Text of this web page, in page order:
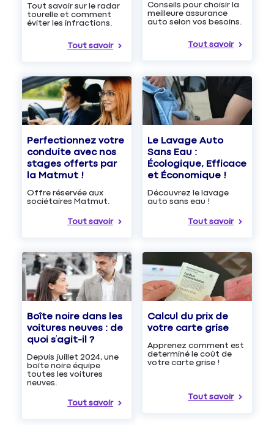
Tout savoir sur le radar
tourelle et comment
éviter les infractions.
Tout savoir
Conseils pour choisir la
meilleure assurance
auto selon vos besoins.
Tout savoir
Perfectionnez votre
conduite avec nos
stages offerts par
la Matmut !
Offre réservée aux
sociétaires Matmut.
Tout savoir
Le Lavage Auto
Sans Eau :
Écologique, Efficace
et Économique !
Découvrez le lavage
auto sans eau !
Tout savoir
Boîte noire dans les
voitures neuves : de
quoi s’agit-il ?
Depuis juillet 2024, une
boîte noire équipe
toutes les voitures
neuves.
Tout savoir
Calcul du prix de
votre carte grise
Apprenez comment est
determiné le coût de
votre carte grise !
Tout savoir